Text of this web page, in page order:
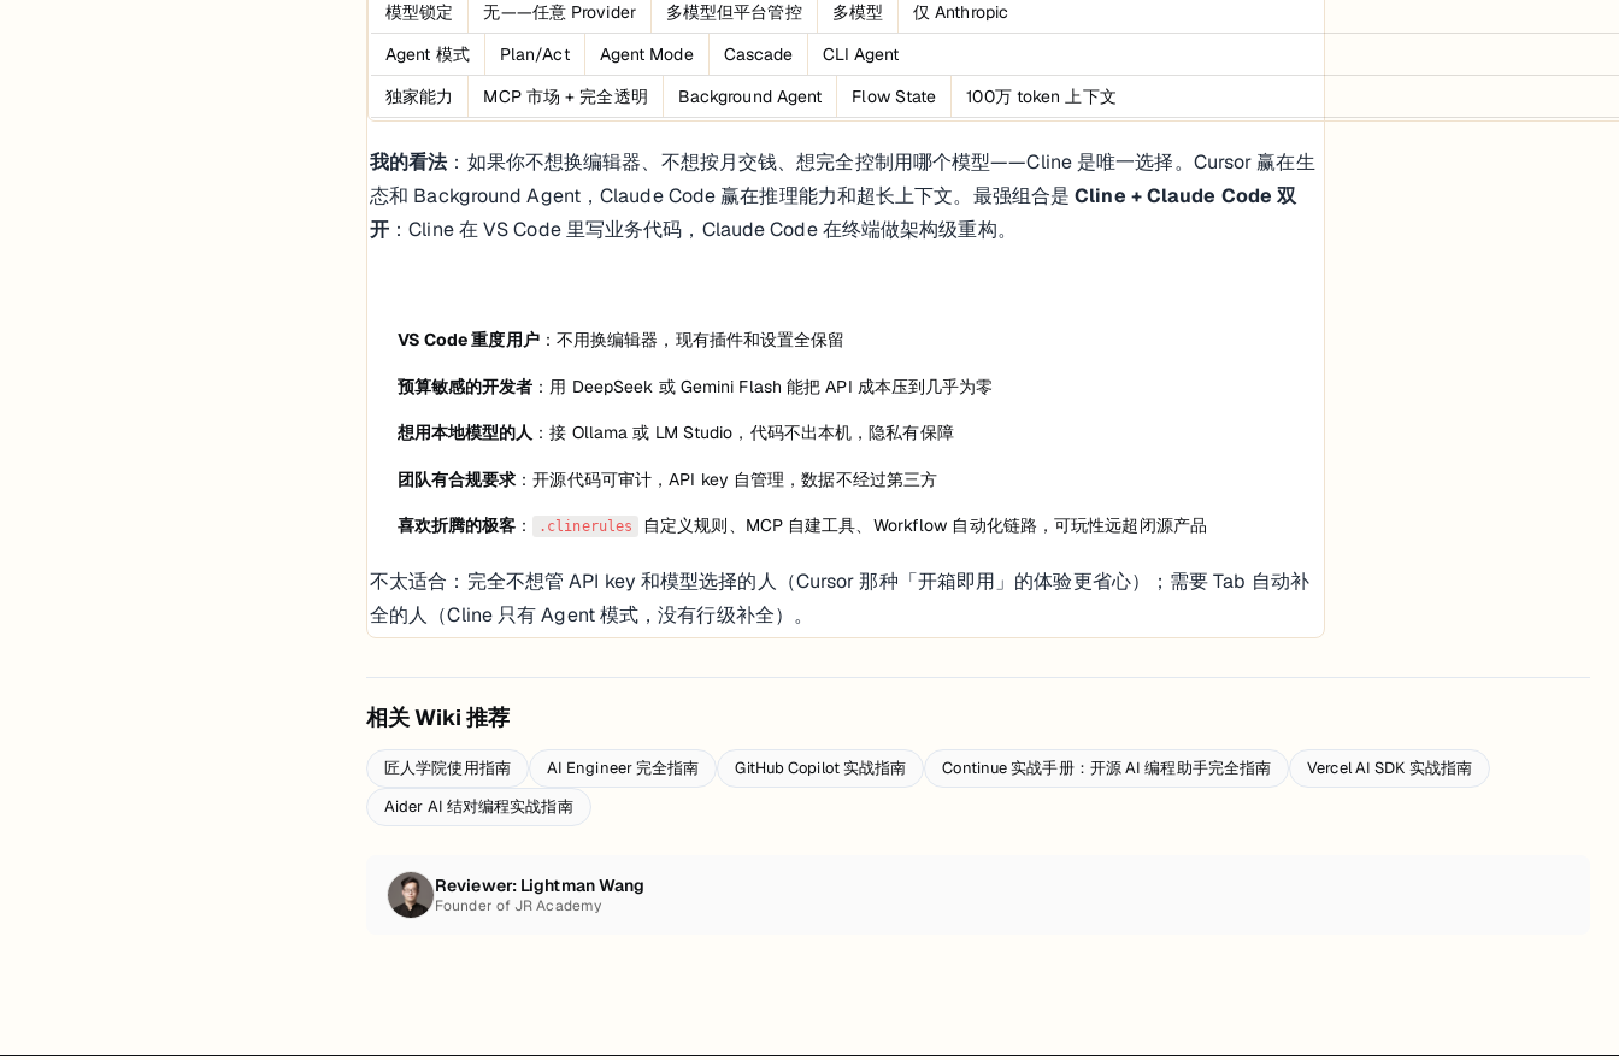
模型锁定
无——任意 Provider 多模型但平台管控 多模型
仅 Anthropic
Agent 模式
Plan/Act Agent Mode Cascade
CLI Agent
独家能力
MCP 市场 + 完全透明 Background Agent Flow State 100万 token 上下文
我的看法：如果你不想换编辑器、不想按月交钱、想完全控制用哪个模型——Cline 是唯一选择。Cursor 赢在生
态和 Background Agent，Claude Code 赢在推理能力和超长上下文。最强组合是 Cline + Claude Code 双
开 ：Cline 在 VS Code 里写业务代码，Claude Code 在终端做架构级重构。
VS Code 重度用户：不用换编辑器，现有插件和设置全保留
预算敏感的开发者 ：用 DeepSeek 或 Gemini Flash 能把 API 成本压到几乎为零
想用本地模型的人 ：接 Ollama 或 LM Studio，代码不出本机，隐私有保障
团队有合规要求 ：开源代码可审计，API key 自管理，数据不经过第三方
喜欢折腾的极客 ： .clinerules 自定义规则、MCP 自建工具、Workflow 自动化链路，可玩性远超闭源产品
不太适合：完全不想管 API key 和模型选择的人（Cursor 那种「开箱即用」的体验更省心）；需要 Tab 自动补
全的人（Cline 只有 Agent 模式，没有行级补全）。
相关 Wiki 推荐
匠人学院使用指南 AI Engineer 完全指南 GitHub Copilot 实战指南 Continue 实战手册：开源 AI 编程助手完全指南
Vercel AI SDK 实战指南
Aider AI 结对编程实战指南
Reviewer: Lightman Wang
Founder of JR Academy